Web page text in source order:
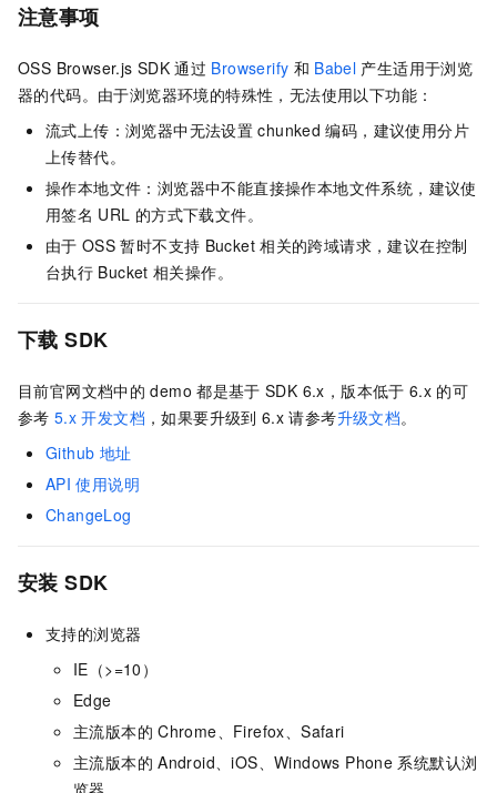
注意事项
OSS Browser.js SDK 通过 Browserify 和 Babel 产生适用于浏览
器的代码。由于浏览器环境的特殊性，无法使用以下功能：
流式上传：浏览器中无法设置 chunked 编码，建议使用分片
上传替代。
操作本地文件：浏览器中不能直接操作本地文件系统，建议使
用签名 URL 的方式下载文件。
由于 OSS 暂时不支持 Bucket 相关的跨域请求，建议在控制
台执行 Bucket 相关操作。
下载 SDK
目前官网文档中的 demo 都是基于 SDK 6.x，版本低于 6.x 的可
参考 5.x 开发文档 ，如果要升级到 6.x 请参考升级文档。
Github 地址
API 使用说明
ChangeLog
安装 SDK
支持的浏览器
IE（>=10）
Edge
主流版本的 Chrome、Firefox、Safari
主流版本的 Android、iOS、Windows Phone 系统默认浏